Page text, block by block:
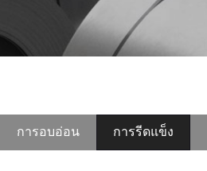
การอบอ่อน การรีดแข็ง